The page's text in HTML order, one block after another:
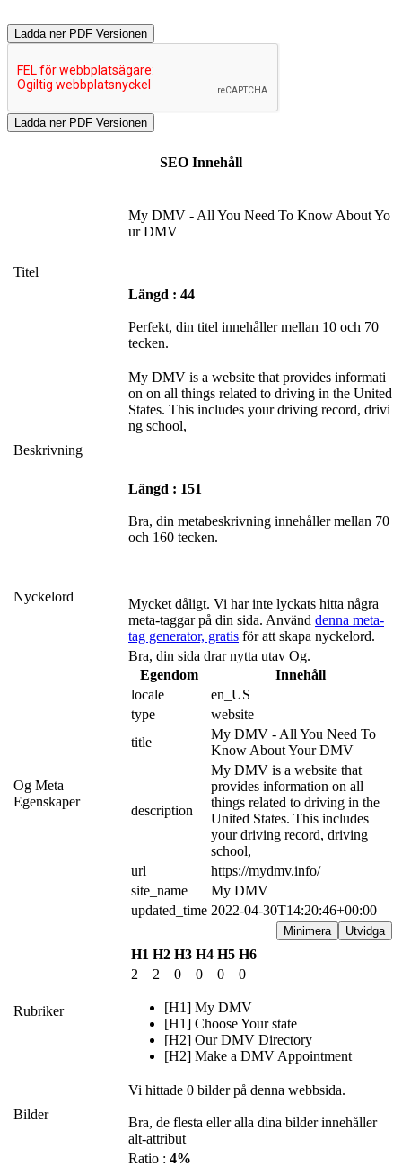
Ladda ner PDF Versionen
SEO Innehåll
Titel
My DMV - All You Need To Know About Yo
ur DMV
Längd : 44
Perfekt, din titel innehåller mellan 10 och 70
tecken.
Beskrivning
My DMV is a website that provides informati
on on all things related to driving in the United
States. This includes your driving record, drivi
ng school,
Längd : 151
Bra, din metabeskrivning innehåller mellan 70
och 160 tecken.
Nyckelord
Mycket dåligt. Vi har inte lyckats hitta några
meta-taggar på din sida. Använd denna meta-
tag generator, gratis för att skapa nyckelord.
Og Meta
Egenskaper
Bra, din sida drar nytta utav Og.
Egendom
Innehåll
locale
en_US
type
website
title
My DMV - All You Need To
Know About Your DMV
description
My DMV is a website that
provides information on all
things related to driving in the
United States. This includes
your driving record, driving
school,
url
https://mydmv.info/
site_name
My DMV
updated_time 2022-04-30T14:20:46+00:00
Utvidga
Minimera
Rubriker
H1 H2 H3 H4 H5 H6
2
2 0 0 0 0
[H1] My DMV
[H1] Choose Your state
[H2] Our DMV Directory
[H2] Make a DMV Appointment
Bilder
Vi hittade 0 bilder på denna webbsida.
Bra, de flesta eller alla dina bilder innehåller
alt-attribut
Ratio : 4%